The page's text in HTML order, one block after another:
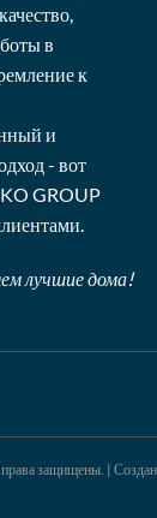
в
к
и
- вот
GROUP
лучшие дома!
защищены. |